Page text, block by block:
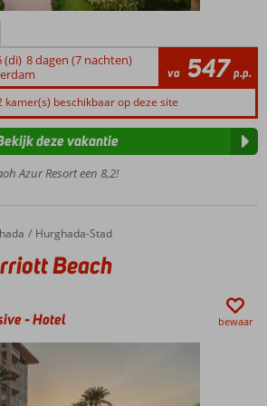
(di) 8 dagen (7 nachten)
va 547 p.p.
kamer(s) beschikbaar op deze site
Azur Resort een 8,2!
deze vakantie
Hurghada-Stad
Resort
Beach
-Hotel bewaar